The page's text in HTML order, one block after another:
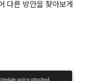
다른 방안을 찾아보게